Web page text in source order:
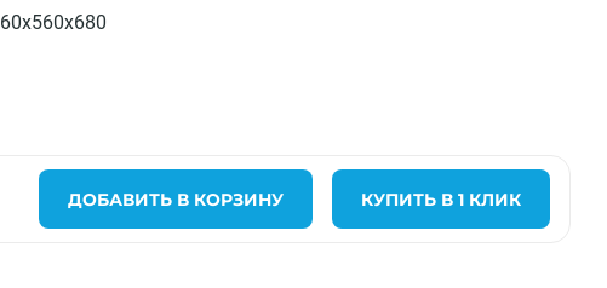
ДОБАВИТЬ В КОРЗИНУ КУПИТЬ В 1 КЛИК